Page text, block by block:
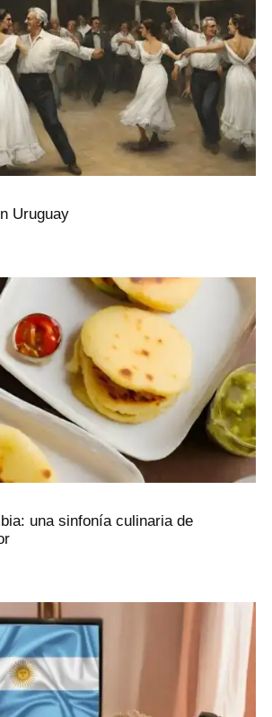
Uruguay
una sinfonía culinaria de